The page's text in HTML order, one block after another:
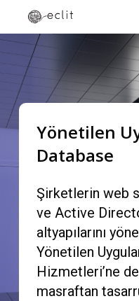
to
content
Yönetilen
Database
Şirketlerin web
ve Active
altyapılarını
Yönetilen
Hizmetleri’ne
masraftan